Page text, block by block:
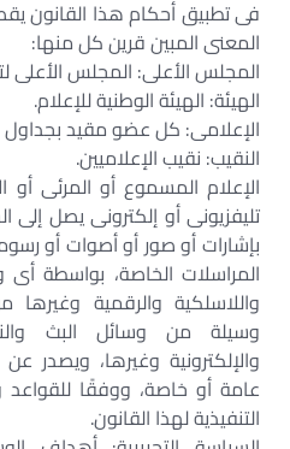
فى تطبيق أحكام هذا القانون
المعنى المبين قرين كل منها:
المجلس الأعلى: المجلس الأعلى
الهيئة: الهيئة الوطنية للإعلام.
الإعلامى: كل عضو مقيد بجداول
النقيب: نقيب الإعلاميين.
الإعلام المسموع أو المرئى
تليفزيونى أو إلكترونى يصل إلى
بإشارات أو صور أو أصوات أو
المراسلات الخاصة، بواسطة
واللاسلكية والرقمية وغيرها
وسيلة من وسائل البث
والإلكترونية وغيرها، ويصدر
عامة أو خاصة، ووفقًا للقواعد
التنفيذية لهذا القانون.